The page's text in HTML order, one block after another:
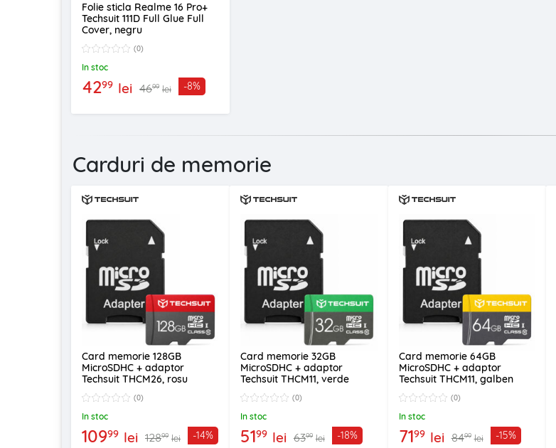
Folie sticla Realme 16 Pro+
Techsuit 111D Full Glue Full
Cover, negru
(0)
In stoc
4299 lei 4699 lei -8%
Carduri de memorie
Card memorie 128GB
MicroSDHC + adaptor
Techsuit THCM26, rosu
(0)
In stoc
10999 lei 12899 lei -14%
Card memorie 32GB
MicroSDHC + adaptor
Techsuit THCM11, verde
(0)
In stoc
5199 lei 6399 lei -18%
Card memorie 64GB
MicroSDHC + adaptor
Techsuit THCM11, galben
(0)
In stoc
7199 lei 8499 lei -15%